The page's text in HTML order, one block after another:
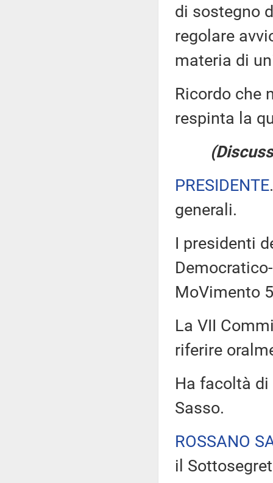
di sostegno
regolare
materia di
Ricordo che
respinta la
PRESIDENTE
generali.
I presidenti
MoVimento
La VII
riferire
Ha facoltà di
Sasso.
ROSSANO
il